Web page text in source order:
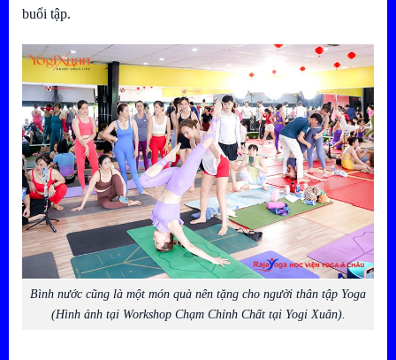
buổi tập.
Bình nước cũng là một món quà nên tặng cho người thân tập Yoga
(Hình ảnh tại Workshop Chạm Chỉnh Chất tại Yogi Xuân).